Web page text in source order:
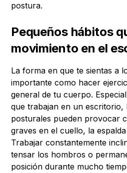
postura.
Pequeños hábitos
movimiento en el
La forma en que te sientas a
importante como hacer
general de tu cuerpo.
que trabajan en un escritorio,
posturales pueden provocar
graves en el cuello, la
Trabajar constantemente
tensar los hombros o
posición durante mucho